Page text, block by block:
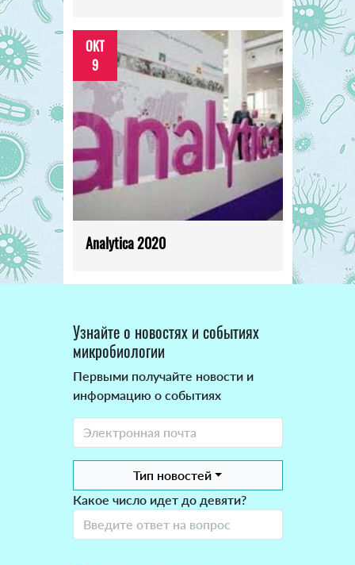
ОКТ
9
Analytica 2020
Узнайте о новостях и событиях
микробиологии
Первыми получайте новости и
информацию о событиях
Тип новостей
Какое число идет до девяти?